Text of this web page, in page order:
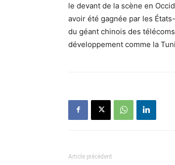
le devant de la scène en
avoir été gagnée par les
du géant chinois des
développement comme la
Article précédent